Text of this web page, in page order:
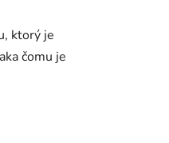
ktorý je
čomu je